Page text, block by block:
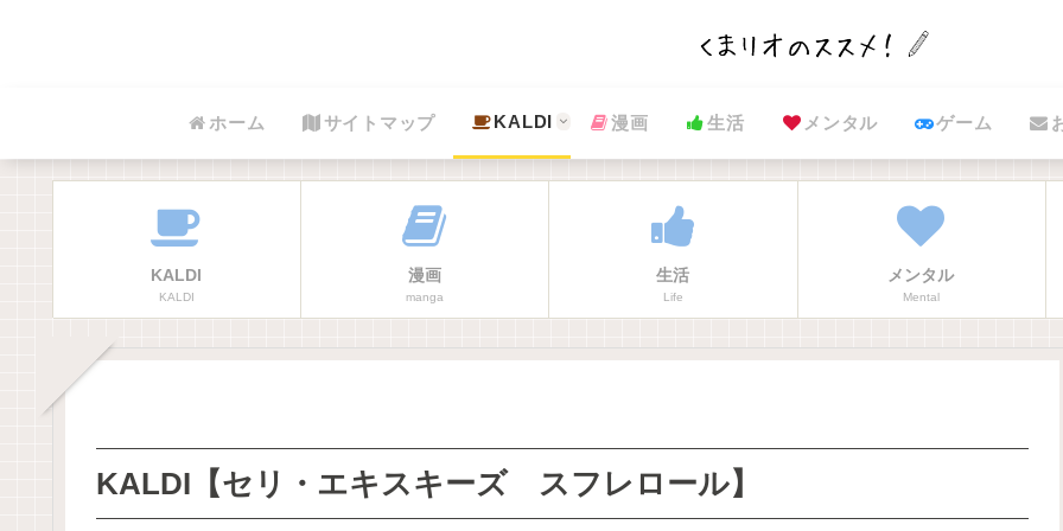
ホーム サイトマップ KALDI 漫画 生活 メンタル ゲーム
KALDI
KALDI
漫画
manga
生活
Life
メンタル
Mental
KALDI【セリ・エキスキーズ スフレロール】